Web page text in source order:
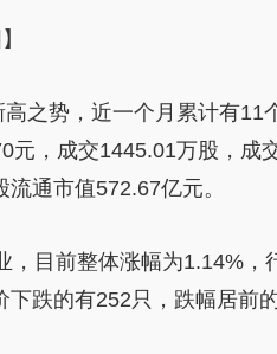
之势，近一个月累计有11
，成交1445.01万股，成
通市值572.67亿元。
，目前整体涨幅为1.14%，
跌的有252只，跌幅居前